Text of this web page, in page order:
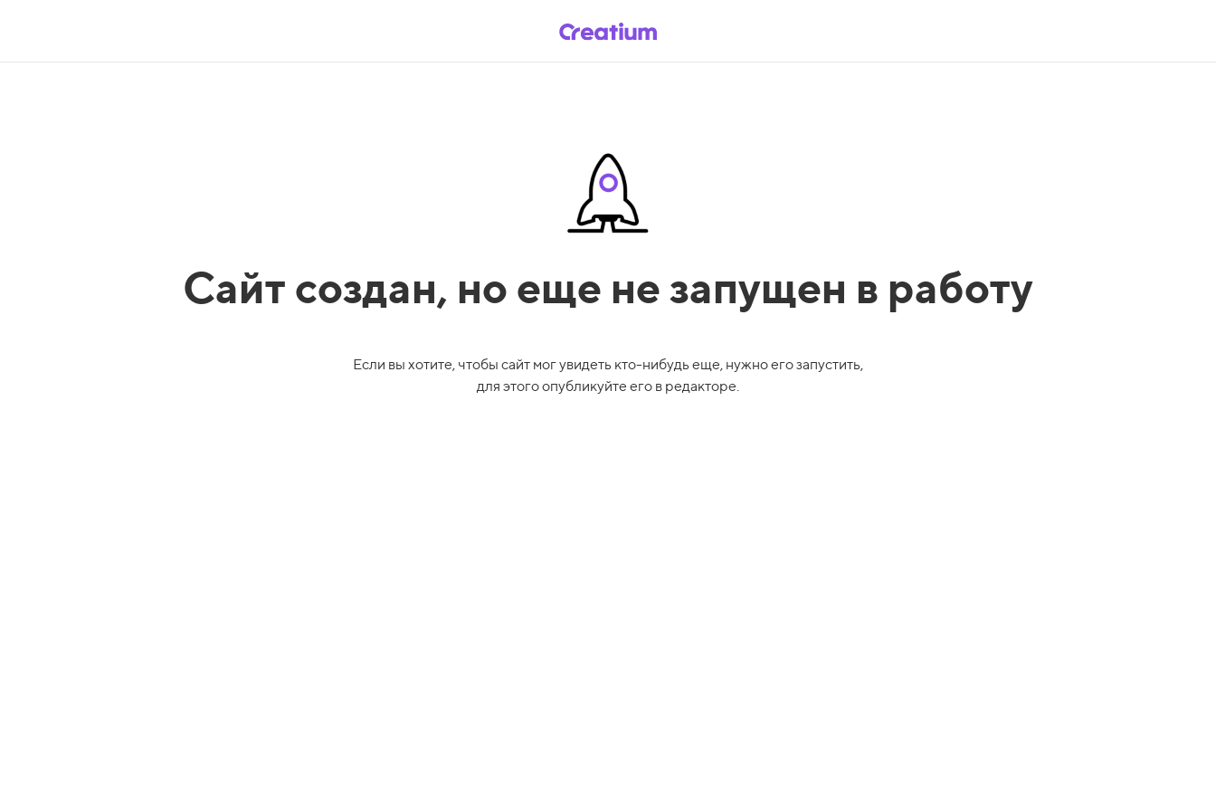
Сайт создан, но еще не запущен в работу
Если вы хотите, чтобы сайт мог увидеть кто-нибудь еще, нужно его запустить,
для этого опубликуйте его в редакторе.